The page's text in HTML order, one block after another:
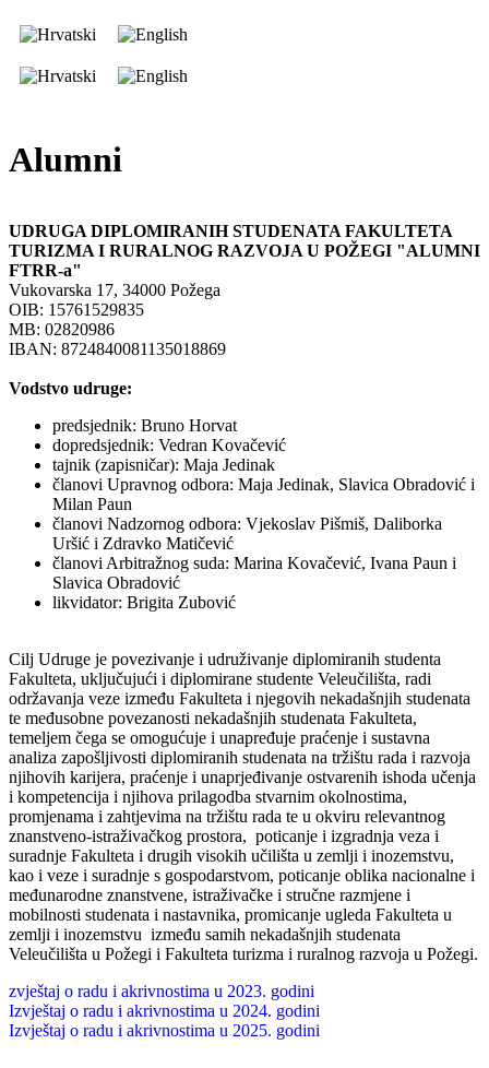
Alumni
UDRUGA DIPLOMIRANIH STUDENATA FAKULTETA
TURIZMA I RURALNOG RAZVOJA U POŽEGI "ALUMNI
FTRR-a"
Vukovarska 17, 34000 Požega
OIB: 15761529835
MB: 02820986
IBAN: 8724840081135018869
Vodstvo udruge:
predsjednik: Bruno Horvat
dopredsjednik: Vedran Kovačević
tajnik (zapisničar): Maja Jedinak
članovi Upravnog odbora: Maja Jedinak, Slavica Obradović i
Milan Paun
članovi Nadzornog odbora: Vjekoslav Pišmiš, Daliborka
Uršić i Zdravko Matičević
članovi Arbitražnog suda: Marina Kovačević, Ivana Paun i
Slavica Obradović
likvidator: Brigita Zubović
Cilj Udruge je povezivanje i udruživanje diplomiranih studenta
Fakulteta, uključujući i diplomirane studente Veleučilišta, radi
održavanja veze između Fakulteta i njegovih nekadašnjih studenata
te međusobne povezanosti nekadašnjih studenata Fakulteta,
temeljem čega se omogućuje i unapređuje praćenje i sustavna
analiza zapošljivosti diplomiranih studenata na tržištu rada i razvoja
njihovih karijera, praćenje i unaprjeđivanje ostvarenih ishoda učenja
i kompetencija i njihova prilagodba stvarnim okolnostima,
promjenama i zahtjevima na tržištu rada te u okviru relevantnog
znanstveno-istraživačkog prostora, poticanje i izgradnja veza i
suradnje Fakulteta i drugih visokih učilišta u zemlji i inozemstvu,
kao i veze i suradnje s gospodarstvom, poticanje oblika nacionalne i
međunarodne znanstvene, istraživačke i stručne razmjene i
mobilnosti studenata i nastavnika, promicanje ugleda Fakulteta u
zemlji i inozemstvu između samih nekadašnjih studenata
Veleučilišta u Požegi i Fakulteta turizma i ruralnog razvoja u Požegi.
zvještaj o radu i akrivnostima u 2023. godini
Izvještaj o radu i akrivnostima u 2024. godini
Izvještaj o radu i akrivnostima u 2025. godini